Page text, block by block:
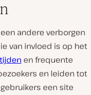
andere verborgen
van invloed is op het
en frequente
en leiden tot
gebruikers een site